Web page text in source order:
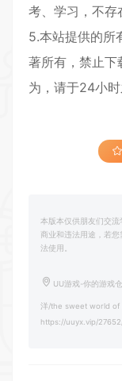
考、学习，不存
5.本站提供的所
著所有，禁止下
为，请于24小
本版本仅供朋友们交
商业和违法用途，若
法使用。
UU游戏-你的游戏
洋/the sweet world of
https://uuyx.vip/